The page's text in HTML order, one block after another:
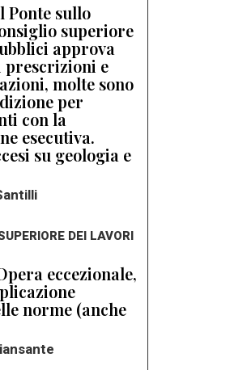
Ponte sullo
superiore
approva
prescrizioni e
molte sono
per
con la
esecutiva.
su geologia e
DEI LAVORI
eccezionale,
norme (anche